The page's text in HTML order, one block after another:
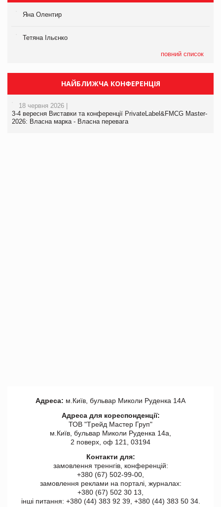
Яна Олентир
Тетяна Ільєнко
повний список
НАЙБЛИЖЧА КОНФЕРЕНЦІЯ
18 червня 2026 |
3-4 вересня Виставки та конференції PrivateLabel&FMCG Master-
2026: Власна марка - Власна перевага
Адреса: м.Київ, бульвар Миколи Руденка 14А
Адреса для кореспонденції:
ТОВ "Tрейд Мастер Груп"
м.Київ, бульвар Миколи Руденка 14а,
2 поверх, оф 121, 03194
Контакти для:
замовлення треннгів, конференцій:
+380 (67) 502-99-00,
замовлення реклами на порталі, журналах:
+380 (67) 502 30 13,
інші питання: +380 (44) 383 92 39, +380 (44) 383 50 34.